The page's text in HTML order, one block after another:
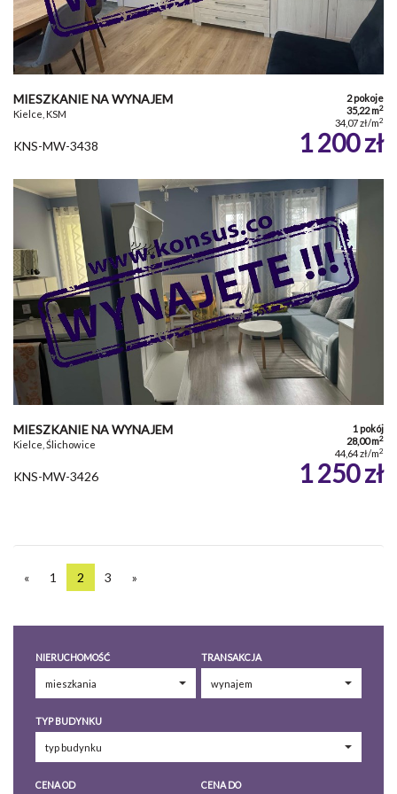
MIESZKANIE NA WYNAJEM
Kielce, KSM
2 pokoje
35,22 m2
34,07 zł/m2
KNS-MW-3438 1 200 zł
MIESZKANIE NA WYNAJEM
Kielce, Ślichowice
1 pokój
28,00 m2
44,64 zł/m2
KNS-MW-3426 1 250 zł
« 1 2 3 »
NIERUCHOMOŚĆ TRANSAKCJA
TYP BUDYNKU
CENA OD CENA DO